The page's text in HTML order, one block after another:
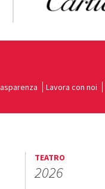
Lavora con noi
TEATRO
2026